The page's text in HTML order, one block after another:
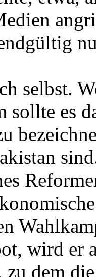
selbst.
sollte es
wird er
zu dem